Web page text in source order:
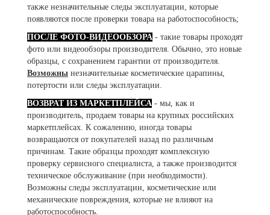
также незначительные следы эксплуатации, которые
появляются после проверки товара на работоспособность;
ПОСЛЕ ФОТО-ВИДЕООБЗОРА - такие товары проходят
фото или видеообзоры производителя. Обычно, это новые
образцы, с сохранением гарантии от производителя.
Возможны незначительные косметические царапины,
потертости или следы эксплуатации.
ВОЗВРАТ ИЗ МАРКЕТПЛЕЙСА - мы, как и
производитель, продаем товары на крупных российских
маркетплейсах. К сожалению, иногда товары
возвращаются от покупателей назад по различным
причинам. Такие образцы проходят комплексную
проверку сервисного специалиста, а также производится
техническое обслуживание (при необходимости).
Возможны следы эксплуатации, косметические или
механические повреждения, которые не влияют на
работоспособность.